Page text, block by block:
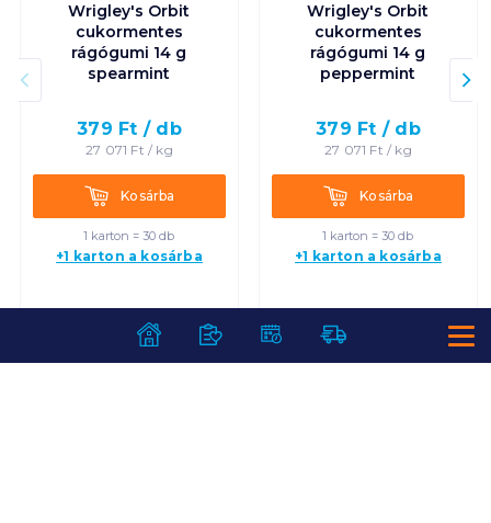
Wrigley's Orbit
cukormentes
rágógumi 14 g
spearmint
379 Ft / db
27 071 Ft / kg
KosárbaKosárba
1 karton = 30 db
+1 karton a kosárba
Wrigley's Orbit
cukormentes
rágógumi 14 g
peppermint
379 Ft / db
27 071 Ft / kg
KosárbaKosárba
1 karton = 30 db
+1 karton a kosárba